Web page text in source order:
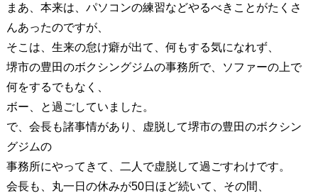
まあ、本来は、パソコンの練習などやるべきことがたくさ
んあったのですが、
そこは、生来の怠け癖が出て、何もする気になれず、
堺市の豊田のボクシングジムの事務所で、ソファーの上で
何をするでもなく、
ボー、と過ごしていました。
で、会長も諸事情があり、虚脱して堺市の豊田のボクシン
グジムの
事務所にやってきて、二人で虚脱して過ごすわけです。
会長も、丸一日の休みが50日ほど続いて、その間、